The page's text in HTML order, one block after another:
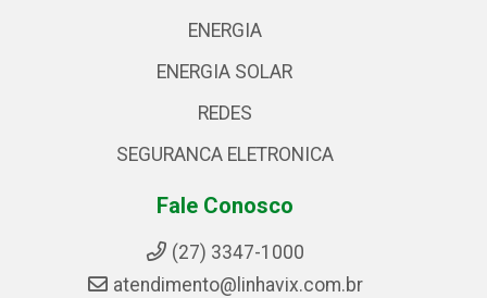
ENERGIA
ENERGIA SOLAR
REDES
SEGURANCA ELETRONICA
Fale Conosco
(27) 3347-1000
atendimento@linhavix.com.br